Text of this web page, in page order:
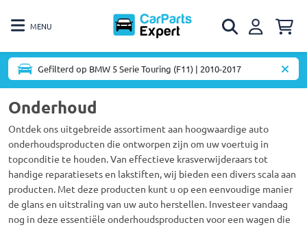
MENU
Gefilterd op BMW 5 Serie Touring (F11) | 2010-2017
Onderhoud
Ontdek ons uitgebreide assortiment aan hoogwaardige auto
onderhoudsproducten die ontworpen zijn om uw voertuig in
topconditie te houden. Van effectieve krasverwijderaars tot
handige reparatiesets en lakstiften, wij bieden een divers scala aan
producten. Met deze producten kunt u op een eenvoudige manier
de glans en uitstraling van uw auto herstellen. Investeer vandaag
nog in deze essentiële onderhoudsproducten voor een wagen die